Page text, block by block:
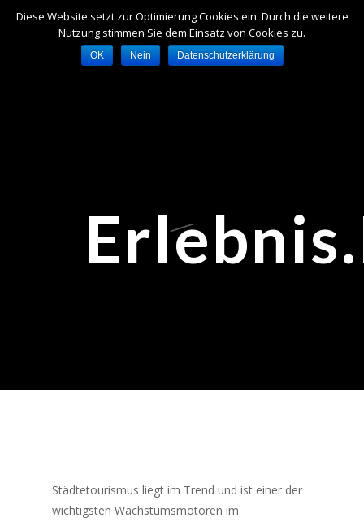
Städtetourismus liegt im Trend und ist einer der
wichtigsten Wachstumsmotoren im
Diese Website setzt zur Optimierung Cookies ein. Durch die weitere
Nutzung stimmen Sie dem Einsatz von Cookies zu.
OK Nein Datenschutzerklärung